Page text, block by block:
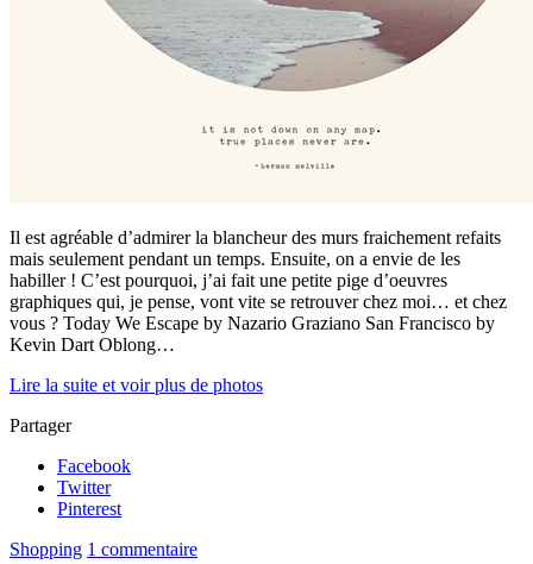
Il est agréable d’admirer la blancheur des murs fraichement refaits
mais seulement pendant un temps. Ensuite, on a envie de les
habiller ! C’est pourquoi, j’ai fait une petite pige d’oeuvres
graphiques qui, je pense, vont vite se retrouver chez moi… et chez
vous ? Today We Escape by Nazario Graziano San Francisco by
Kevin Dart Oblong…
Lire la suite et voir plus de photos
Partager
Facebook
Twitter
Pinterest
Shopping 1 commentaire